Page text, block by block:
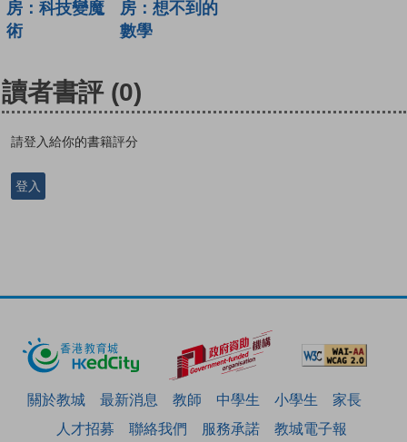
房：科技變魔
術
房：想不到的
數學
讀者書評 (0)
請登入給你的書籍評分
登入
關於教城 最新消息 教師 中學生 小學生
家長
人才招募
聯絡我們 服務承諾 教城電子報